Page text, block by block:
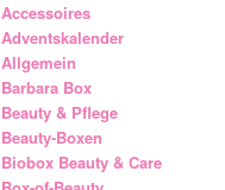
Accessoires
Adventskalender
Allgemein
Barbara Box
Beauty & Pflege
Beauty-Boxen
Biobox Beauty & Care